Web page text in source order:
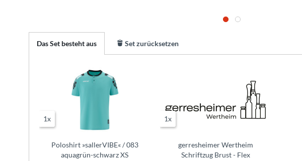
Das Set besteht aus Set zurücksetzen
1x
Poloshirt »sallerVIBE« / 083
aquagrün-schwarz XS
1x
gerresheimer Wertheim
Schriftzug Brust - Flex